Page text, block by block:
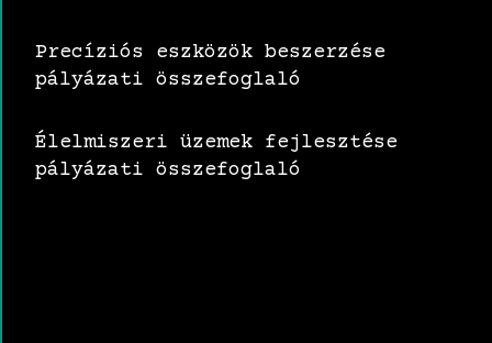
Precíziós eszközök beszerzése
pályázati összefoglaló
Élelmiszeri üzemek fejlesztése
pályázati összefoglaló